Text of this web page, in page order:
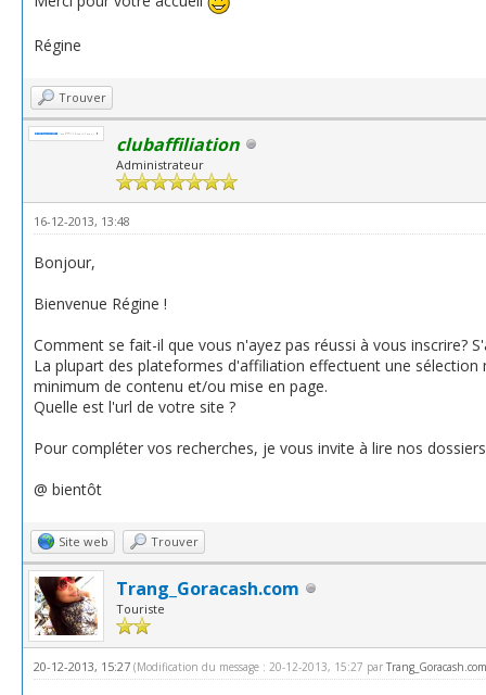
Régine
Trouver
clubaffiliation
Administrateur
16-12-2013, 13:48
Bonjour,
Bienvenue Régine !
Comment se fait-il que vous n'ayez pas réussi à vous inscrire?
La plupart des plateformes d'affiliation effectuent une
minimum de contenu et/ou mise en page.
Quelle est l'url de votre site ?
Pour compléter vos recherches, je vous invite à lire nos
@ bientôt
Site web Trouver
Trang_Goracash.com
Touriste
20-12-2013, 15:27 (Modification du message : 20-12-2013, 15:27 par Trang_Goracash.com